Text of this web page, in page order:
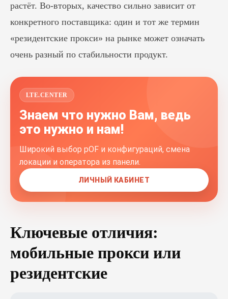
растёт. Во-вторых, качество сильно зависит от
конкретного поставщика: один и тот же термин
«резидентские прокси» на рынке может означать
очень разный по стабильности продукт.
LTE.CENTER
Знаем что нужно Вам, ведь
это нужно и нам!
Широкий выбор pOF и конфигураций, смена
локации и оператора из панели.
ЛИЧНЫЙ КАБИНЕТ
Ключевые отличия:
мобильные прокси или
резидентские